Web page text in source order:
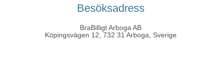
Besöksadress
BraBilligt Arboga AB
Köpingsvägen 12, 732 31 Arboga, Sverige